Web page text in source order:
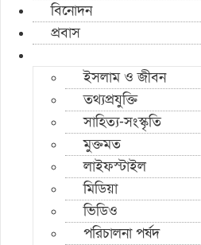
বিনোদন
প্রবাস
ইসলাম ও জীবন
তথ্যপ্রযুক্তি
সাহিত্য-সংস্কৃতি
মুক্তমত
লাইফস্টাইল
মিডিয়া
ভিডিও
পরিচালনা পর্ষদ